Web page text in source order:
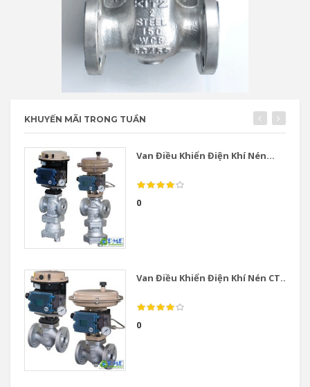
KHUYẾN MÃI TRONG TUẦN
Van Điều Khiển Điện Khí Nén...
0
Van Điều Khiển Điện Khí Nén CT...
0